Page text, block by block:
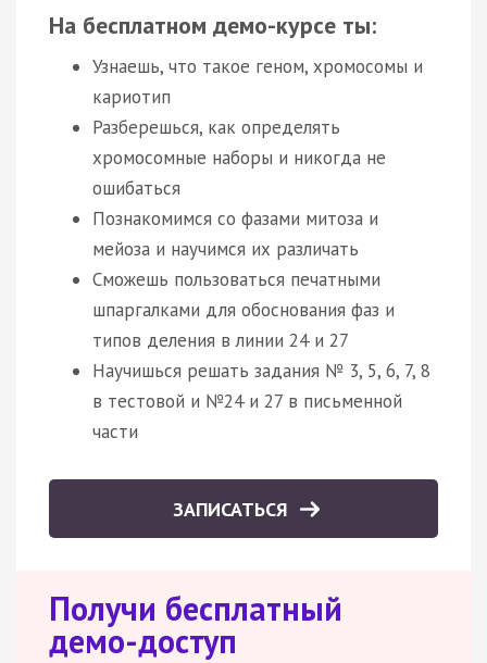
На бесплатном демо-курсе ты:
Узнаешь, что такое геном, хромосомы и
кариотип
Разберешься, как определять
хромосомные наборы и никогда не
ошибаться
Познакомимся со фазами митоза и
мейоза и научимся их различать
Сможешь пользоваться печатными
шпаргалками для обоснования фаз и
типов деления в линии 24 и 27
Научишься решать задания № 3, 5, 6, 7, 8
в тестовой и №24 и 27 в письменной
части
ЗАПИСАТЬСЯ
Получи бесплатный
демо-доступ